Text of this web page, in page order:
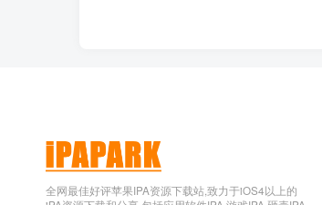
全网最佳好评苹果IPA资源下载站,致力于iOS4以上的